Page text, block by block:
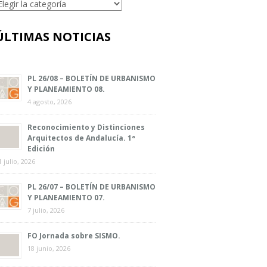
NOTICIAS
PL 26/08 – BOLETÍN DE URBANISMO
Y PLANEAMIENTO 08.
4 agosto, 2026
Reconocimiento y Distinciones
Arquitectos de Andalucía. 1ª
Edición
julio, 2026
PL 26/07 – BOLETÍN DE URBANISMO
Y PLANEAMIENTO 07.
7 julio, 2026
FO Jornada sobre SISMO.
18 junio, 2026